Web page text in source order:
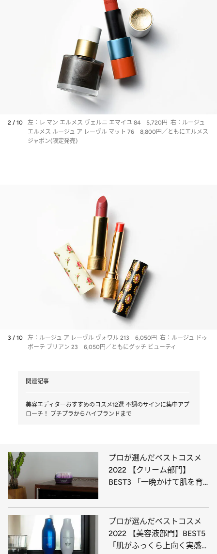
2 / 10
左：レ マン エルメス ヴェルニ エマイユ 84 5,720円 右：ルージュ
エルメス ルージュ ア レーヴル マット 76 8,800円／ともにエルメス
ジャポン(限定発売)
3 / 10
左：ルージュ ア レーヴル ヴォワル 213 6,050円 右：ルージュ ドゥ
ボーテ ブリアン 23 6,050円／ともにグッチ ビューティ
関連記事
美容エディターおすすめのコスメ12選 不調のサインに集中アプ
ローチ！ プチプラからハイブランドまで
プロが選んだベストコスメ
2022 【クリーム部門】
BEST3 「一晩かけて肌を育
プロが選んだベストコスメ
2022 【美容液部門】BEST5
「肌がふっくら上向く実感あ